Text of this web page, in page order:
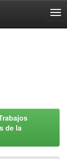
de la